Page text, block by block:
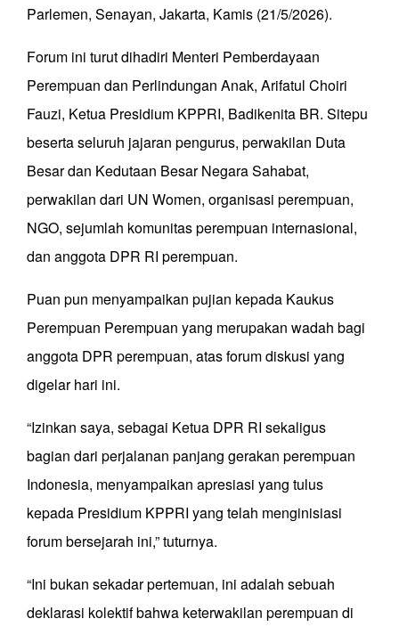
Parlemen, Senayan, Jakarta, Kamis (21/5/2026).
Forum ini turut dihadiri Menteri Pemberdayaan
Perempuan dan Perlindungan Anak, Arifatul Choiri
Fauzi, Ketua Presidium KPPRI, Badikenita BR. Sitepu
beserta seluruh jajaran pengurus, perwakilan Duta
Besar dan Kedutaan Besar Negara Sahabat,
perwakilan dari UN Women, organisasi perempuan,
NGO, sejumlah komunitas perempuan internasional,
dan anggota DPR RI perempuan.
Puan pun menyampaikan pujian kepada Kaukus
Perempuan Perempuan yang merupakan wadah bagi
anggota DPR perempuan, atas forum diskusi yang
digelar hari ini.
“Izinkan saya, sebagai Ketua DPR RI sekaligus
bagian dari perjalanan panjang gerakan perempuan
Indonesia, menyampaikan apresiasi yang tulus
kepada Presidium KPPRI yang telah menginisiasi
forum bersejarah ini,” tuturnya.
“Ini bukan sekadar pertemuan, ini adalah sebuah
deklarasi kolektif bahwa keterwakilan perempuan di